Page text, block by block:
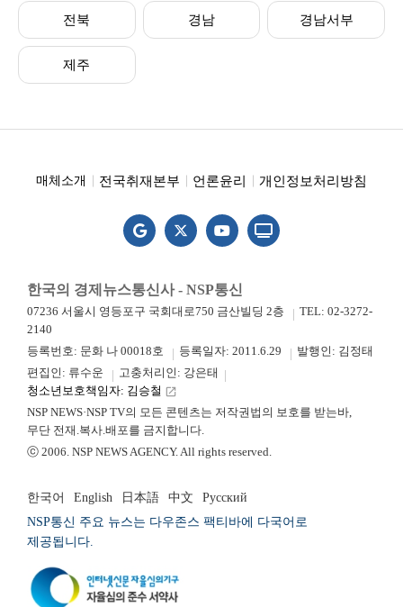
전북 경남 경남서부
제주
매체소개 전국취재본부 언론윤리 개인정보처리방침
한국의 경제뉴스통신사 - NSP통신
07236 서울시 영등포구 국회대로750 금산빌딩 2층
TEL: 02-3272-
2140
등록번호: 문화 나 00018호
등록일자: 2011.6.29
발행인: 김정태
편집인: 류수운
고충처리인: 강은태
청소년보호책임자: 김승철 launch
NSP NEWS·NSP TV의 모든 콘텐츠는 저작권법의 보호를 받는바,
무단 전재.복사.배포를 금지합니다.
ⓒ 2006. NSP NEWS AGENCY. All rights reserved.
한국어 English 日本語 中文
Русский
NSP통신 주요 뉴스는 다우존스 팩티바에 다국어로
제공됩니다.